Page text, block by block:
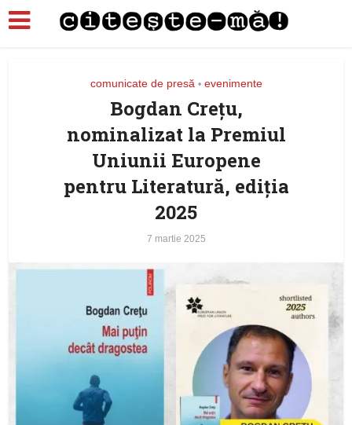
comunicate de presă • evenimente
Bogdan Crețu,
nominalizat la Premiul
Uniunii Europene
pentru Literatură, ediția
2025
7 martie 2025